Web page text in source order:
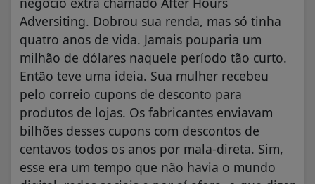
Adversiting. Dobrou sua renda, mas só tinha
quatro anos de vida. Jamais pouparia um
milhão de dólares naquele período tão curto.
Então teve uma ideia. Sua mulher recebeu
pelo correio cupons de desconto para
produtos de lojas. Os fabricantes enviavam
bilhões desses cupons com descontos de
centavos todos os anos por mala-direta. Sim,
esse era um tempo que não havia o mundo